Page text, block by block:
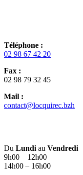
Téléphone :
02 98 67 42 20
Fax :
02 98 79 32 45
Mail :
contact@locquirec.bzh
Du Lundi au Vendredi
9h00 – 12h00
14h00 – 16h00